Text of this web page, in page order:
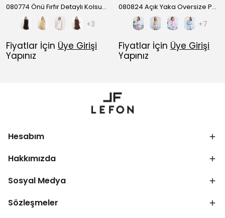
080774 Önü Fırfır Detaylı Kolsuz Gömlek
+3
Fiyatlar İçin Üye Girişi
Yapınız
080824 Açık Yaka Oversize Pamuk Gömlek
+7
Fiyatlar İçin Üye Girişi
Yapınız
Hesabım
Hakkımızda
Sosyal Medya
Sözleşmeler